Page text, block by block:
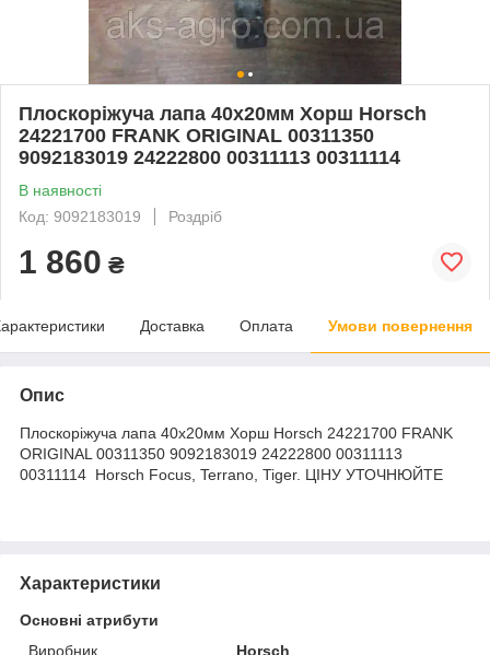
Плоскоріжуча лапа 40х20мм Хорш Horsch
24221700 FRANK ORIGINAL 00311350
9092183019 24222800 00311113 00311114
В наявності
Код: 9092183019
Роздріб
1 860 ₴
Доставка Оплата Умови повернення
Опис
Плоскоріжуча лапа 40х20мм Хорш Horsch 24221700 FRANK
ORIGINAL 00311350 9092183019 24222800 00311113
00311114 Horsсh Focus, Terrano, Tiger. ЦІНУ УТОЧНЮЙТЕ
Характеристики
Основні атрибути
Виробник
Horsch